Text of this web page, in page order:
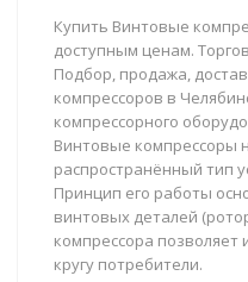
Купить Винтовые
доступным ценам.
Подбор, продажа,
компрессоров в
компрессорного
Винтовые компрессоры
распространённый тип
Принцип его работы
винтовых деталей
компрессора позволяет
кругу потребители.